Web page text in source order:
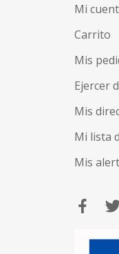
Mi
Carrito
Mis
Ejercer
Mis
Mi lista
Mis